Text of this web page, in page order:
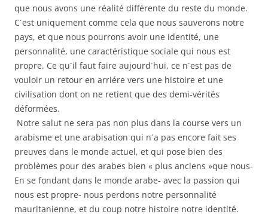
que nous avons une réalité différente du reste du monde.
C´est uniquement comme cela que nous sauverons notre
pays, et que nous pourrons avoir une identité, une
personnalité, une caractéristique sociale qui nous est
propre. Ce qu´il faut faire aujourd´hui, ce n´est pas de
vouloir un retour en arriére vers une histoire et une
civilisation dont on ne retient que des demi-vérités
déformées.
Notre salut ne sera pas non plus dans la course vers un
arabisme et une arabisation qui n´a pas encore fait ses
preuves dans le monde actuel, et qui pose bien des
problèmes pour des arabes bien « plus anciens »que nous-
En se fondant dans le monde arabe- avec la passion qui
nous est propre- nous perdons notre personnalité
mauritanienne, et du coup notre histoire notre identité.